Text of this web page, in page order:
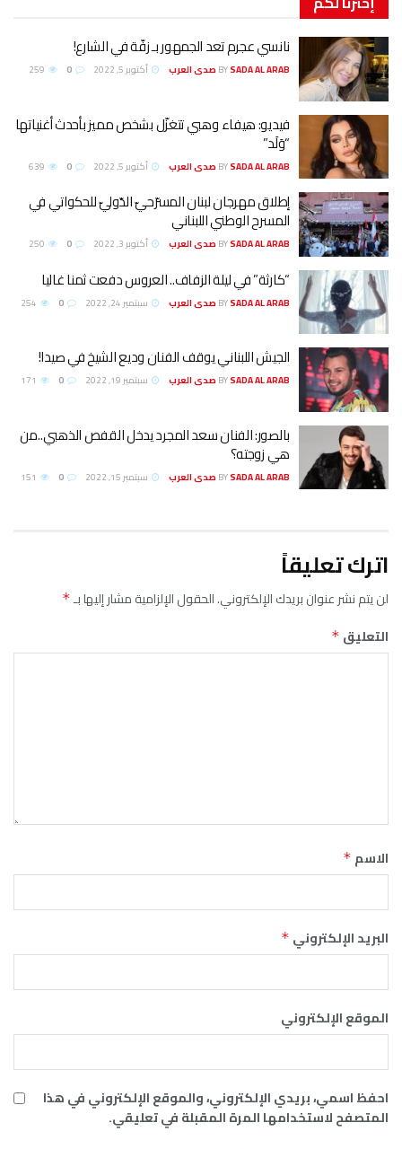
نانسي عجرم تعد الجمهور بـ زفّة في الشارع!
BYSADA AL ARAB صدى العرب أكتوبر 5, 2022
فيديو: هيفاء وهبي تتغزّل بشخص مميز بأحدث أغنياتها
“وَلَد”
BYSADA AL ARAB صدى العرب أكتوبر 5, 2022
إطلاق مهرجان لبنان المسرّحيّ الدّوليّ للحكواتي في
المسرح الوطني اللبناني
BYSADA AL ARAB صدى العرب أكتوبر 3, 2022
“كارثة” في ليلة الزفاف.. العروس دفعت ثمنا غاليا
BYSADA AL ARAB صدى العرب سبتمبر 24, 2022
الجيش اللبناني يوقف الفنان وديع الشيخ في صيدا!
BYSADA AL ARAB صدى العرب سبتمبر 19, 2022
بالصور: الفنان سعد المجرد يدخل القفص الذهبي..من
هي زوجته؟
BYSADA AL ARAB صدى العرب سبتمبر 15, 2022
اترك تعليقاً
لن يتم نشر عنوان بريدك الإلكتروني.الحقول الإلزامية مشار إليها بـ*
التعليق *
الاسم *
البريد الإلكتروني *
الموقع الإلكتروني
احفظ اسمي، بريدي الإلكتروني، والموقع الإلكتروني في هذا
المتصفح لاستخدامها المرة المقبلة في تعليقي.